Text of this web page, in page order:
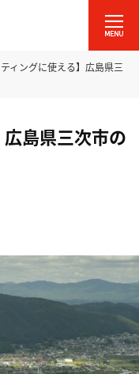
ティングに使える】広島県三
広島県三次市の